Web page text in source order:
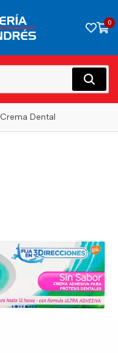
0
Crema Dental